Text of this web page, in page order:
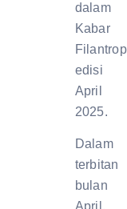
dalam
Kabar
edisi
April
2025.
Dalam
terbitan
bulan